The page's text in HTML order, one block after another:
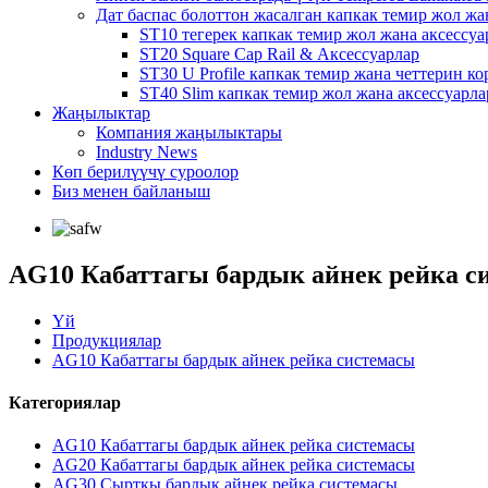
Дат баспас болоттон жасалган капкак темир жол
ST10 тегерек капкак темир жол жана
ST20 Square Cap Rail & Аксессуарлар
ST30 U Profile капкак темир жана четтерин
ST40 Slim капкак темир жол жана
Жаңылыктар
Компания жаңылыктары
Industry News
Көп берилүүчү суроолор
Биз менен байланыш
AG10 Кабаттагы бардык айнек рейка
Үй
Продукциялар
AG10 Кабаттагы бардык айнек рейка системасы
Категориялар
AG10 Кабаттагы бардык айнек рейка системасы
AG20 Кабаттагы бардык айнек рейка системасы